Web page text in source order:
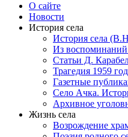
О сайте
Новости
История села
История села
Из
Статьи Д.
Трагедия 1959
Газетные
Село Ачка.
Архивное
Жизнь села
Возрождение